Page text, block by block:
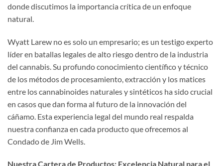
donde discutimos la importancia crítica de un enfoque
natural.
Wyatt Larew no es solo un empresario; es un testigo experto
líder en batallas legales de alto riesgo dentro de la industria
del cannabis. Su profundo conocimiento científico y técnico
de los métodos de procesamiento, extracción y los matices
entre los cannabinoides naturales y sintéticos ha sido crucial
en casos que dan forma al futuro de la innovación del
cáñamo. Esta experiencia legal del mundo real respalda
nuestra confianza en cada producto que ofrecemos al
Condado de Jim Wells.
Nuestra Cartera de Productos: Excelencia Natural para el